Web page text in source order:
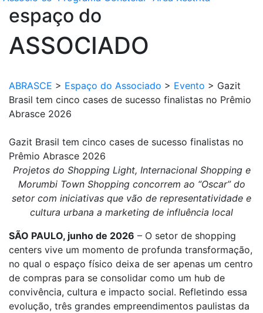
espaço do
ASSOCIADO
ABRASCE > Espaço do Associado > Evento > Gazit
Brasil tem cinco cases de sucesso finalistas no Prêmio
Abrasce 2026
Gazit Brasil tem cinco cases de sucesso finalistas no
Prêmio Abrasce 2026
Projetos do Shopping Light, Internacional Shopping e
Morumbi Town Shopping concorrem ao “Oscar” do
setor com iniciativas que vão de representatividade e
cultura urbana a marketing de influência local
SÃO PAULO, junho de 2026 – O setor de shopping
centers vive um momento de profunda transformação,
no qual o espaço físico deixa de ser apenas um centro
de compras para se consolidar como um hub de
convivência, cultura e impacto social. Refletindo essa
evolução, três grandes empreendimentos paulistas da